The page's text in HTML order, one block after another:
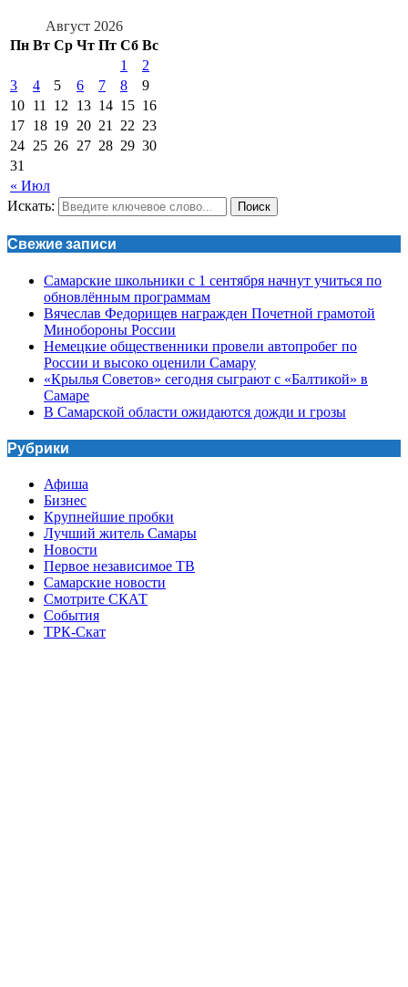
Август 2026
Пн Вт Ср Чт Пт Сб Вс
« Июл
1
2
3
4 5 6 7 8
9
10 11 12 13 14 15 16
17 18 19 20 21 22 23
24 25 26 27 28 29 30
31
Искать: Поиск
Свежие записи
Самарские школьники с 1 сентября начнут учиться по
обновлённым программам
Вячеслав Федорищев награжден Почетной грамотой
Минобороны России
Немецкие общественники провели автопробег по
России и высоко оценили Самару
«Крылья Советов» сегодня сыграют с «Балтикой» в
Самаре
В Самарской области ожидаются дожди и грозы
Рубрики
Афиша
Бизнес
Крупнейшие пробки
Лучший житель Самары
Новости
Первое независимое ТВ
Самарские новости
Смотрите СКАТ
События
ТРК-Скат